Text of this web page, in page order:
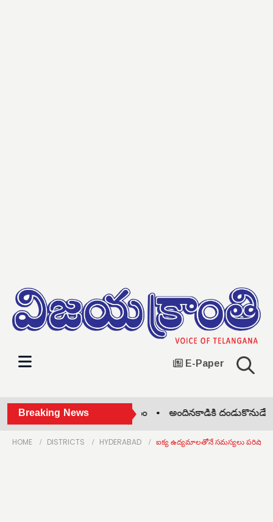
E-Paper
Breaking News
తీరాన వరుణుడికి ఆహ్వానం •అందినకాడికి దండుకొనుడే! •
HOME DISTRICTS HYDERABAD ఐక్య ఉద్యమాలతోనే సమస్యలు